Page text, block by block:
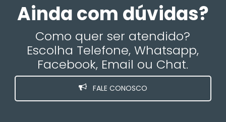
Ainda com dúvidas?
Como quer ser atendido?
Escolha Telefone, Whatsapp,
Facebook, Email ou Chat.
FALE CONOSCO